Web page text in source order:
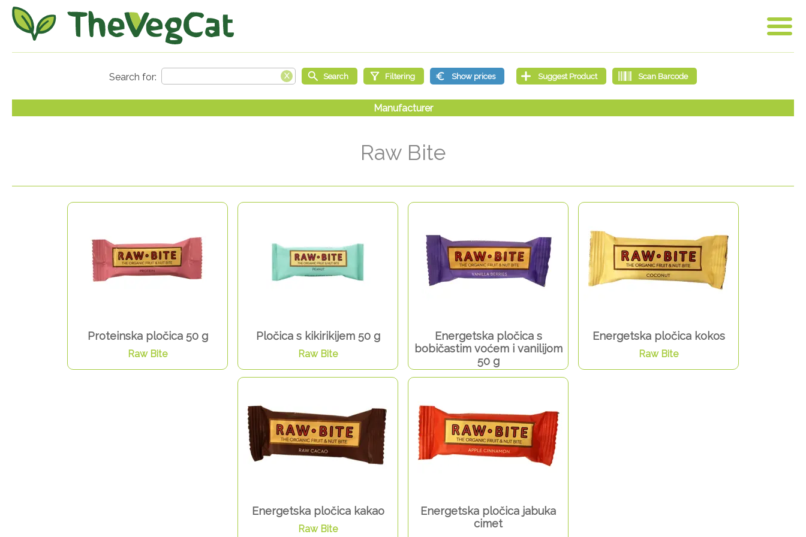
Raw Bite
Proteinska pločica 50 g
Raw Bite
Pločica s kikirikijem 50 g
Raw Bite
Energetska pločica s
bobičastim voćem i vanilijom
50 g
Raw Bite
Energetska pločica kokos
Raw Bite
Energetska pločica kakao
Raw Bite
Energetska pločica jabuka
cimet